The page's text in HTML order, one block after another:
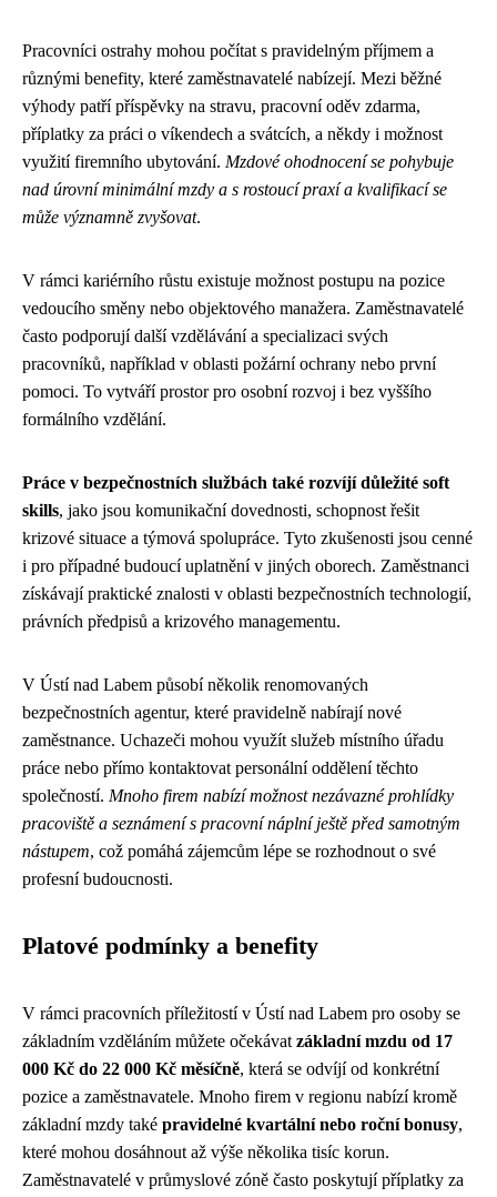
Pracovníci ostrahy mohou počítat s pravidelným příjmem a
různými benefity, které zaměstnavatelé nabízejí. Mezi běžné
výhody patří příspěvky na stravu, pracovní oděv zdarma,
příplatky za práci o víkendech a svátcích, a někdy i možnost
využití firemního ubytování. Mzdové ohodnocení se pohybuje
nad úrovní minimální mzdy a s rostoucí praxí a kvalifikací se
může významně zvyšovat.
V rámci kariérního růstu existuje možnost postupu na pozice
vedoucího směny nebo objektového manažera. Zaměstnavatelé
často podporují další vzdělávání a specializaci svých
pracovníků, například v oblasti požární ochrany nebo první
pomoci. To vytváří prostor pro osobní rozvoj i bez vyššího
formálního vzdělání.
Práce v bezpečnostních službách také rozvíjí důležité soft
skills, jako jsou komunikační dovednosti, schopnost řešit
krizové situace a týmová spolupráce. Tyto zkušenosti jsou cenné
i pro případné budoucí uplatnění v jiných oborech. Zaměstnanci
získávají praktické znalosti v oblasti bezpečnostních technologií,
právních předpisů a krizového managementu.
V Ústí nad Labem působí několik renomovaných
bezpečnostních agentur, které pravidelně nabírají nové
zaměstnance. Uchazeči mohou využít služeb místního úřadu
práce nebo přímo kontaktovat personální oddělení těchto
společností. Mnoho firem nabízí možnost nezávazné prohlídky
pracoviště a seznámení s pracovní náplní ještě před samotným
nástupem, což pomáhá zájemcům lépe se rozhodnout o své
profesní budoucnosti.
Platové podmínky a benefity
V rámci pracovních příležitostí v Ústí nad Labem pro osoby se
základním vzděláním můžete očekávat základní mzdu od 17
000 Kč do 22 000 Kč měsíčně, která se odvíjí od konkrétní
pozice a zaměstnavatele. Mnoho firem v regionu nabízí kromě
základní mzdy také pravidelné kvartální nebo roční bonusy,
které mohou dosáhnout až výše několika tisíc korun.
Zaměstnavatelé v průmyslové zóně často poskytují příplatky za